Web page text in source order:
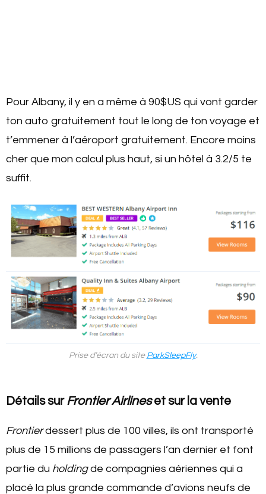
Pour Albany, il y en a même à 90$US qui vont garder
ton auto gratuitement tout le long de ton voyage et
t’emmener à l’aéroport gratuitement. Encore moins
cher que mon calcul plus haut, si un hôtel à 3.2/5 te
suffit.
Prise d’écran du site ParkSleepFly.
Détails sur Frontier Airlineset sur la vente
Frontierdessert plus de 100 villes, ils ont transporté
plus de 15 millions de passagers l’an dernier et font
partie du holdingde compagnies aériennes qui a
placé la plus grande commande d’avions neufs de